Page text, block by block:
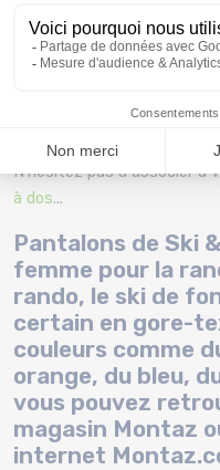
l'ensemble de la chaîne de
considération des
l'entreprise. Enfin Millet
N'hésitez pas à associer à
à dos...
Pantalons de Ski
femme pour la
rando, le ski de
certain en gore-
couleurs comme
orange, du bleu,
vous pouvez
magasin Montaz
internet